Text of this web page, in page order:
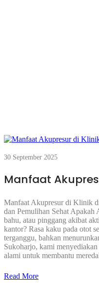
30 September 2025
Manfaat
Manfaat Akupresur di Klinik
dan Pemulihan Sehat Apakah
bahu, atau pinggang akibat
kantor? Rasa kaku pada otot
terganggu, bahkan
Sukoharjo, kami
alami untuk membantu
Read More